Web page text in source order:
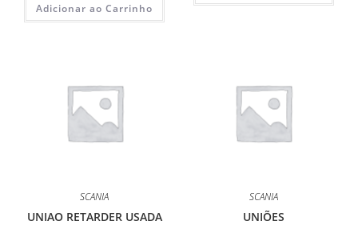
Adicionar ao Carrinho
SCANIA
UNIAO RETARDER USADA
SCANIA
UNIÕES